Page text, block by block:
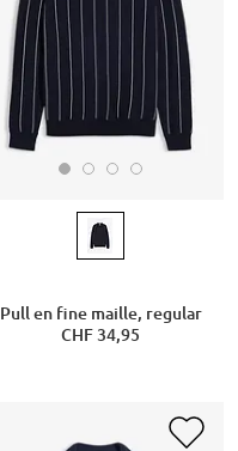
Pull en fine maille, regular
CHF 34,95